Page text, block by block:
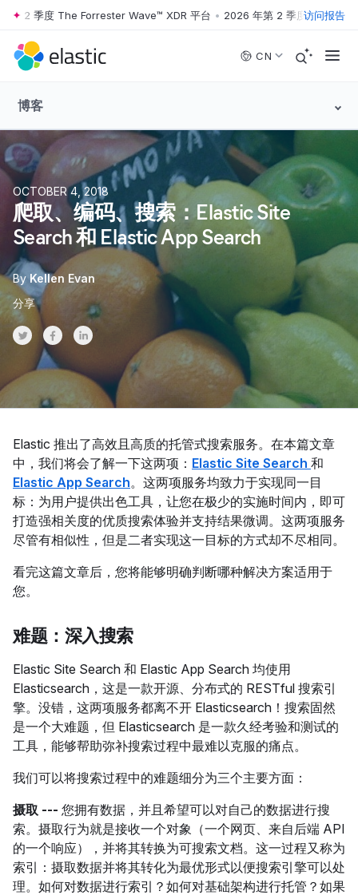
Skip to main content
季度 The Forrester Wave™ XDR 平台 • 2026 年第 2 季度 The Forrester
访问报告
CN
博客
OCTOBER 4, 2018
爬取、编码、搜索：Elastic Site
Search 和 Elastic App Search
By Kellen Evan
分享
Share on Twitter
Share on Facebook
Share on LinkedInr
Elastic 推出了高效且高质的托管式搜索服务。在本篇文章
中，我们将会了解一下这两项： Elastic Site Search 和
Elastic App Search。这两项服务均致力于实现同一目
标：为用户提供出色工具，让您在极少的实施时间内，即可
打造强相关度的优质搜索体验并支持结果微调。这两项服务
尽管有相似性，但是二者实现这一目标的方式却不尽相同。
看完这篇文章后，您将能够明确判断哪种解决方案适用于
您。
难题：深入搜索
Elastic Site Search 和 Elastic App Search 均使用
Elasticsearch，这是一款开源、分布式的 RESTful 搜索引
擎。没错，这两项服务都离不开 Elasticsearch！搜索固然
是一个大难题，但 Elasticsearch 是一款久经考验和测试的
工具，能够帮助弥补搜索过程中最难以克服的痛点。
我们可以将搜索过程中的难题细分为三个主要方面：
摄取 --- 您拥有数据，并且希望可以对自己的数据进行搜
索。摄取行为就是接收一个对象（一个网页、来自后端 API
的一个响应），并将其转换为可搜索文档。这一过程又称为
索引：摄取数据并将其转化为最优形式以便搜索引擎可以处
理。如何对数据进行索引？如何对基础架构进行托管？如果